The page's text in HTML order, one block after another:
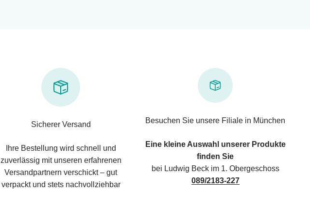
Sicherer Versand
Ihre Bestellung wird schnell und
zuverlässig mit unseren erfahrenen
Versandpartnern verschickt – gut
verpackt und stets nachvollziehbar
Besuchen Sie unsere Filiale in München
Eine kleine Auswahl unserer Produkte
finden Sie
bei Ludwig Beck im 1. Obergeschoss
089/2183-227